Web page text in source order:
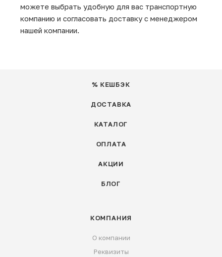
можете выбрать удобную для вас транспортную
компанию и согласовать доставку с менеджером
нашей компании.
% КЕШБЭК
ДОСТАВКА
КАТАЛОГ
ОПЛАТА
АКЦИИ
БЛОГ
КОМПАНИЯ
О компании
Реквизиты